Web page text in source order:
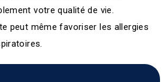
votre qualité de vie.
peut même favoriser les allergies